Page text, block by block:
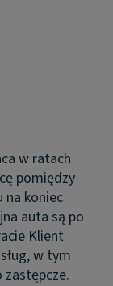
w ratach
pomiędzy
na koniec
auta są po
Klient
w tym
zastępcze.